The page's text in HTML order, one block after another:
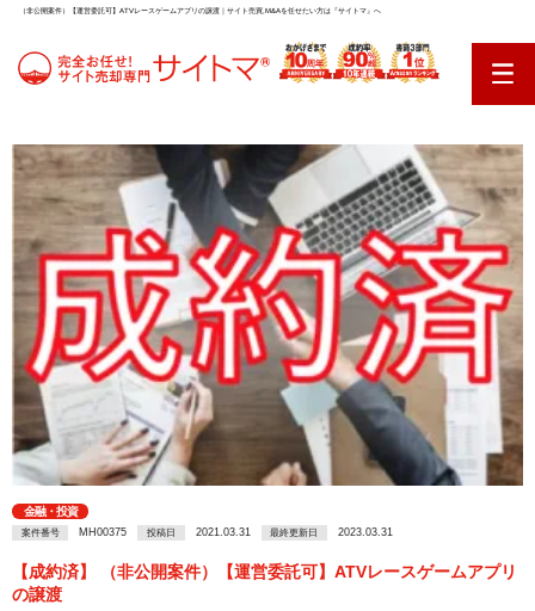
（非公開案件）【運営委託可】ATVレースゲームアプリの譲渡｜サイト売買,M&Aを任せたい方は『サイトマ』へ
金融・投資
案件番号 MH00375 投稿日 2021.03.31 最終更新日 2023.03.31
【成約済】 （非公開案件）【運営委託可】ATVレースゲームアプリ
の譲渡